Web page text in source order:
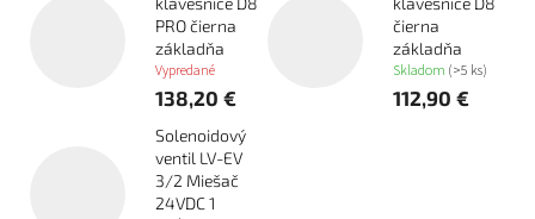
PRO čierna
základňa
Vypredané
138,20 €
čierna
základňa
Skladom (>5 ks)
112,90 €
Solenoidový
ventil LV-EV
3/2 Miešač
24VDC 1